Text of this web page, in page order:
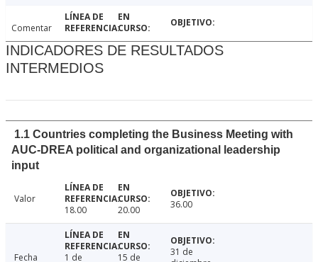
Comentar
INDICADORES DE RESULTADOS
INTERMEDIOS
1.1 Countries completing the Business Meeting with
AUC-DREA political and organizational leadership
input
Valor
18.00
20.00 36.00
Fecha
1 de
15 de
31 de